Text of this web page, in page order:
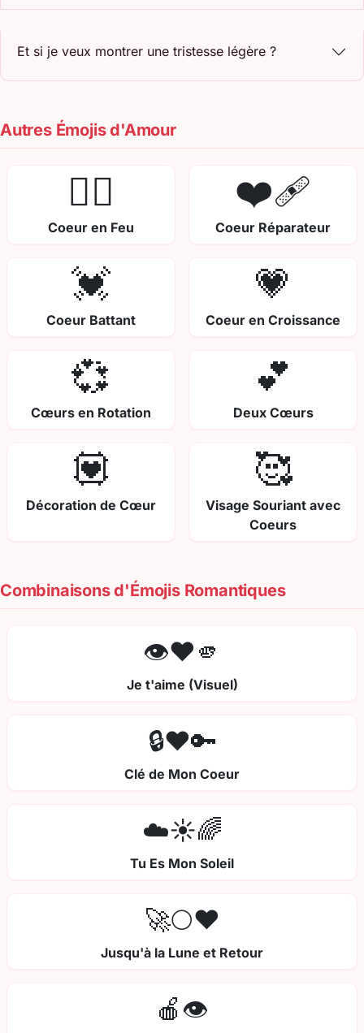
Et si je veux montrer une tristesse légère ?
Autres Émojis d'Amour
❤️‍🔥
Coeur en Feu
❤️‍🩹
Coeur Réparateur
💓
Coeur Battant
💗
Coeur en Croissance
💞
Cœurs en Rotation
💕
Deux Cœurs
💟
Décoration de Cœur
🥰
Visage Souriant avec
Coeurs
Combinaisons d'Émojis Romantiques
👁️❤️🫵
Je t'aime (Visuel)
🔒❤️🔑
Clé de Mon Coeur
☁️☀️🌈
Tu Es Mon Soleil
🚀🌕❤️
Jusqu'à la Lune et Retour
🍎👁️